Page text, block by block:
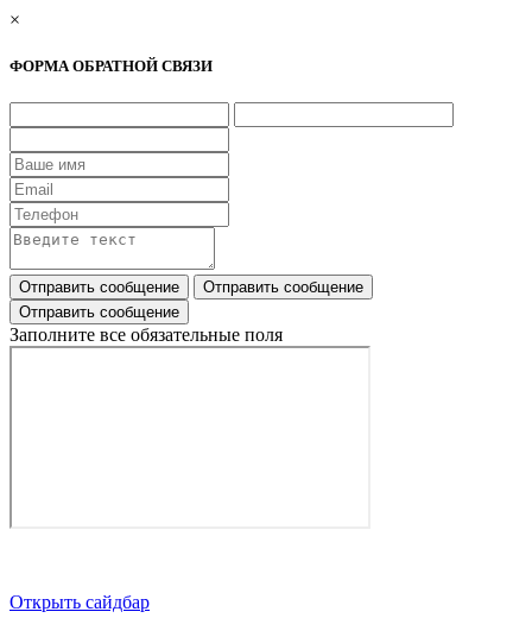
×
ФОРМА ОБРАТНОЙ СВЯЗИ
Заполните все обязательные поля
Открыть сайдбар